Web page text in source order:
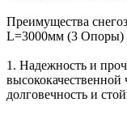
Преимущества
L=3000мм (3 Опоры)
1. Надежность и
высококачественной
долговечность и